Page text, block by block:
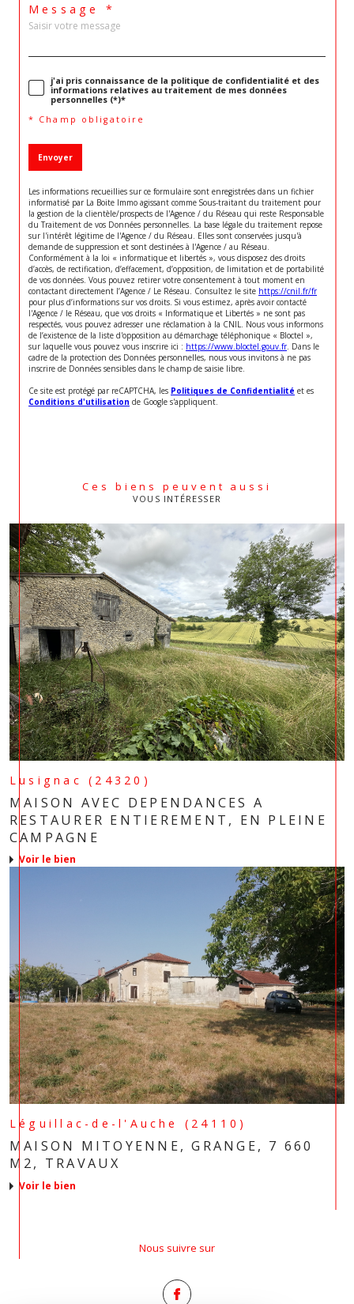
Message *
j'ai pris connaissance de la politique de confidentialité et des
informations relatives au traitement de mes données
personnelles (*)*
* Champ obligatoire
Envoyer
Les informations recueillies sur ce formulaire sont enregistrées dans un fichier
informatisé par La Boite Immo agissant comme Sous-traitant du traitement pour
la gestion de la clientèle/prospects de l'Agence / du Réseau qui reste Responsable
du Traitement de vos Données personnelles. La base légale du traitement repose
sur l'intérêt légitime de l'Agence / du Réseau. Elles sont conservées jusqu'à
demande de suppression et sont destinées à l'Agence / au Réseau.
Conformément à la loi « informatique et libertés », vous disposez des droits
d’accès, de rectification, d’effacement, d’opposition, de limitation et de portabilité
de vos données. Vous pouvez retirer votre consentement à tout moment en
contactant directement l’Agence / Le Réseau. Consultez le site https://cnil.fr/fr
pour plus d’informations sur vos droits. Si vous estimez, après avoir contacté
l'Agence / le Réseau, que vos droits « Informatique et Libertés » ne sont pas
respectés, vous pouvez adresser une réclamation à la CNIL. Nous vous informons
de l’existence de la liste d'opposition au démarchage téléphonique « Bloctel »,
sur laquelle vous pouvez vous inscrire ici : https://www.bloctel.gouv.fr. Dans le
cadre de la protection des Données personnelles, nous vous invitons à ne pas
inscrire de Données sensibles dans le champ de saisie libre.
Ce site est protégé par reCAPTCHA, les Politiques de Confidentialité et es
Conditions d'utilisation de Google s'appliquent.
Ces biens peuvent aussi
VOUS INTÉRESSER
Lusignac (24320)
MAISON AVEC DEPENDANCES A
RESTAURER ENTIEREMENT, EN PLEINE
CAMPAGNE
voir le bien
Léguillac-de-l'Auche (24110)
MAISON MITOYENNE, GRANGE, 7 660
M2, TRAVAUX
voir le bien
Nous suivre sur